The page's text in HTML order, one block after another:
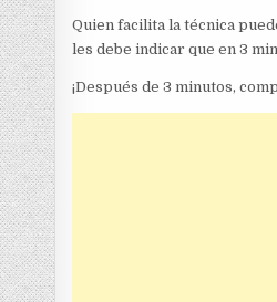
Quien facilita la técnica
les debe indicar que en 3
¡Después de 3 minutos,